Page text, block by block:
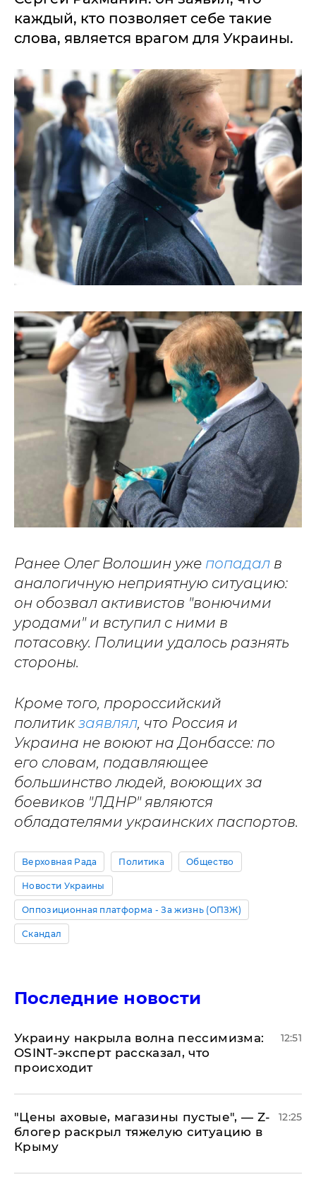
каждый, кто позволяет себе такие
слова, является врагом для Украины.
Ранее Олег Волошин уже попадал в
аналогичную неприятную ситуацию:
он обозвал активистов "вонючими
уродами" и вступил с ними в
потасовку. Полиции удалось разнять
стороны.
Кроме того, пророссийский
политикзаявлял, что Россия и
Украина не воюют на Донбассе: по
его словам, подавляющее
большинство людей, воюющих за
боевиков "ЛДНР" являются
обладателями украинских паспортов.
Верховная Рада Политика Общество
Новости Украины
Оппозиционная платформа - За жизнь (ОПЗЖ)
Скандал
Последние новости
​Украину накрыла волна пессимизма:
OSINT-эксперт рассказал, что
происходит
12:51
​"Цены аховые, магазины пустые", — Z-
блогер раскрыл тяжелую ситуацию в
Крыму
12:25